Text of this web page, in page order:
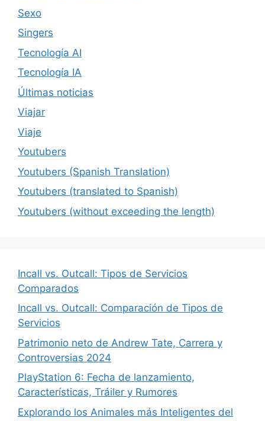
Sexo
Singers
Tecnología AI
Tecnología IA
Últimas noticias
Viajar
Viaje
Youtubers
Youtubers (Spanish Translation)
Youtubers (translated to Spanish)
Youtubers (without exceeding the length)
Incall vs. Outcall: Tipos de Servicios
Comparados
Incall vs. Outcall: Comparación de Tipos de
Servicios
Patrimonio neto de Andrew Tate, Carrera y
Controversias 2024
PlayStation 6: Fecha de lanzamiento,
Características, Tráiler y Rumores
Explorando los Animales más Inteligentes del